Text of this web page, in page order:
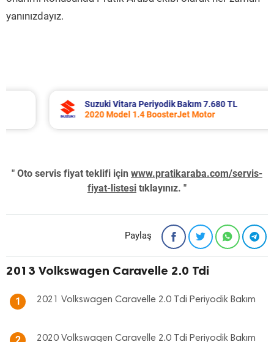
yanınızdayız.
Suzuki Vitara Periyodik Bakım 7.680 TL
2020 Model 1.4 BoosterJet Motor
" Oto servis fiyat teklifi için www.pratikaraba.com/servis-
fiyat-listesi tıklayınız. "
Paylaş
2013 Volkswagen Caravelle 2.0 Tdi
1 2021 Volkswagen Caravelle 2.0 Tdi Periyodik Bakım
2020 Volkswagen Caravelle 2.0 Tdi Periyodik Bakım